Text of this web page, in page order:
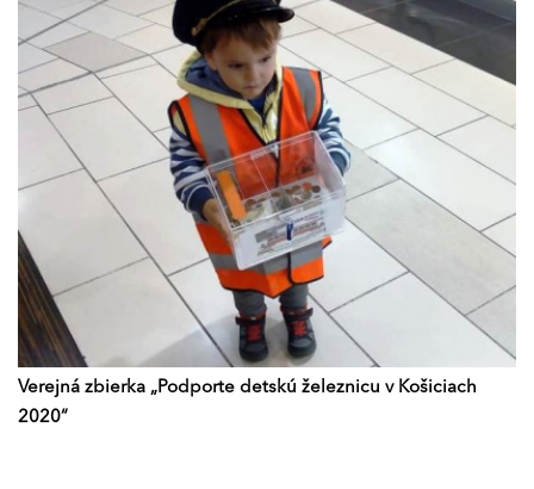
Verejná zbierka „Podporte detskú železnicu v Košiciach
2020“